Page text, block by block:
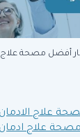
أفضل مصحة
علاج
علاج ادمان